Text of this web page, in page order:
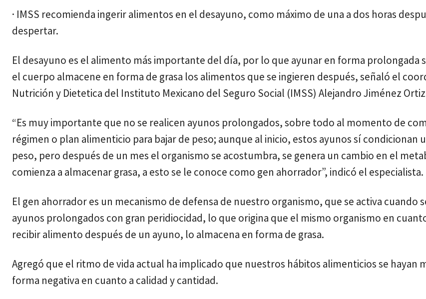
· IMSS recomienda ingerir alimentos en el desayuno, como máximo de una a dos horas
despertar.
El desayuno es el alimento más importante del día, por lo que ayunar en forma prolongada
el cuerpo almacene en forma de grasa los alimentos que se ingieren después, señaló el
Nutrición y Dietetica del Instituto Mexicano del Seguro Social (IMSS) Alejandro Jiménez
“Es muy importante que no se realicen ayunos prolongados, sobre todo al momento de
régimen o plan alimenticio para bajar de peso; aunque al inicio, estos ayunos sí condicionan
peso, pero después de un mes el organismo se acostumbra, se genera un cambio en el
comienza a almacenar grasa, a esto se le conoce como gen ahorrador”, indicó el especialista.
El gen ahorrador es un mecanismo de defensa de nuestro organismo, que se activa cuando
ayunos prolongados con gran peridiocidad, lo que origina que el mismo organismo en
recibir alimento después de un ayuno, lo almacena en forma de grasa.
Agregó que el ritmo de vida actual ha implicado que nuestros hábitos alimenticios se hayan
forma negativa en cuanto a calidad y cantidad.